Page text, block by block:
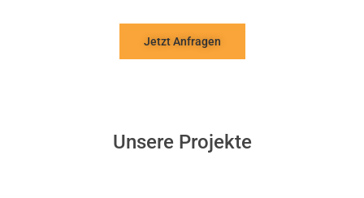
Jetzt Anfragen
Unsere Projekte